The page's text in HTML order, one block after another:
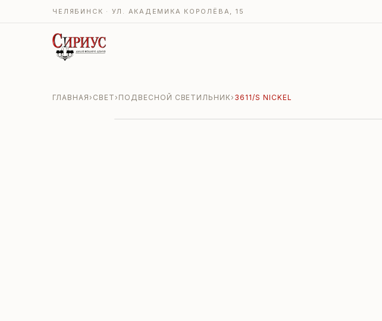
ЧЕЛЯБИНСК · УЛ. АКАДЕМИКА КОРОЛЁВА, 15
ГЛАВНАЯ› СВЕТ› ПОДВЕСНОЙ СВЕТИЛЬНИК› 3611/S NICKEL